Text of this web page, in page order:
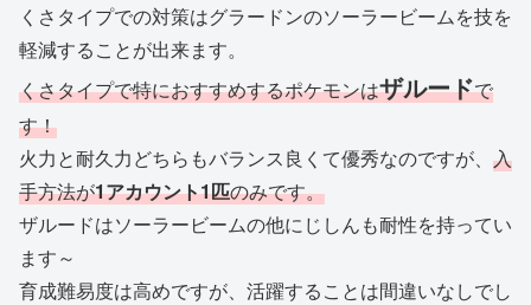
くさタイプでの対策はグラードンのソーラービームを技を
軽減することが出来ます。
くさタイプで特におすすめするポケモンはザルードで
す！
火力と耐久力どちらもバランス良くて優秀なのですが、 入
手方法が1アカウント1匹のみです。
ザルードはソーラービームの他にじしんも耐性を持ってい
ます～
育成難易度は高めですが、活躍することは間違いなしでし